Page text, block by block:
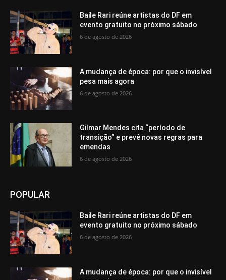
Baile Rari reúne artistas do DF em
evento gratuito no próximo sábado
6 de agosto de 2026
A mudança de época: por que o invisível
pesa mais agora
6 de agosto de 2026
Gilmar Mendes cita “período de
transição” e prevê novas regras para
emendas
6 de agosto de 2026
POPULAR
Baile Rari reúne artistas do DF em
evento gratuito no próximo sábado
6 de agosto de 2026
A mudança de época: por que o invisível